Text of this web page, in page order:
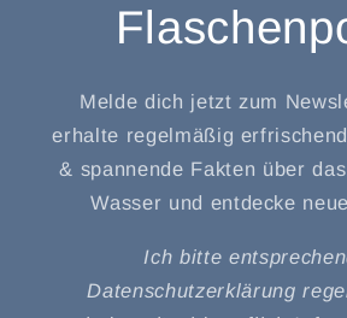
Melde dich jetzt zum
erhalte regelmäßig
& spannende Fakten über
Wasser und entdecke
Ich bitte
Datenschutzerklärung